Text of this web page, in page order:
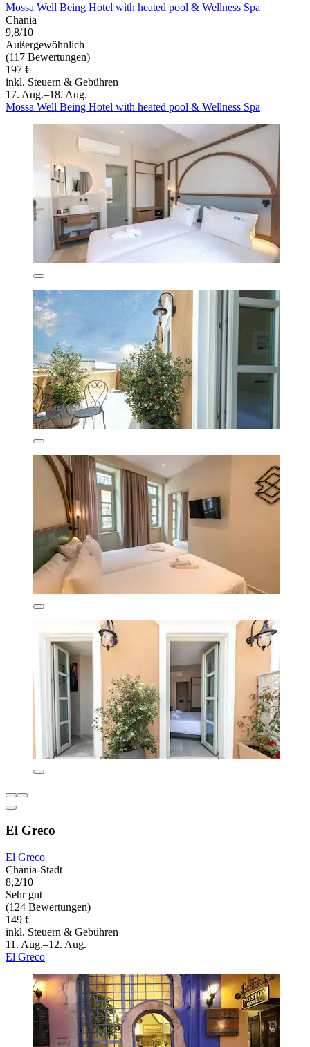
Mossa Well Being Hotel with heated pool & Wellness Spa
Chania
9,8/10
Außergewöhnlich
(117 Bewertungen)
197 €
inkl. Steuern & Gebühren
17. Aug.–18. Aug.
Mossa Well Being Hotel with heated pool & Wellness Spa
El Greco
El Greco
Chania-Stadt
8,2/10
Sehr gut
(124 Bewertungen)
149 €
inkl. Steuern & Gebühren
11. Aug.–12. Aug.
El Greco